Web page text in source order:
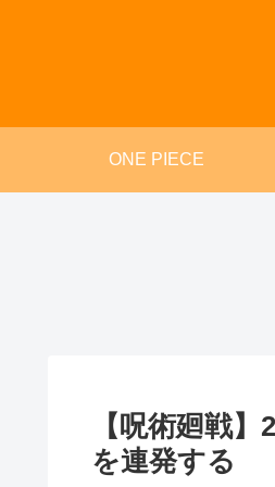
ONE PIECE
【呪術廻戦
を連発する